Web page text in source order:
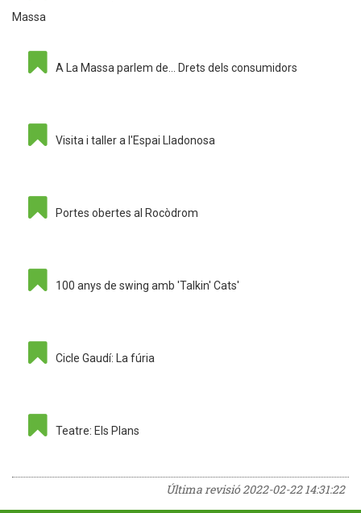
Massa
A La Massa parlem de... Drets dels consumidors
Visita i taller a l'Espai Lladonosa
Portes obertes al Rocòdrom
100 anys de swing amb 'Talkin' Cats'
Cicle Gaudí: La fúria
Teatre: Els Plans
Última revisió2022-02-22 14:31:22